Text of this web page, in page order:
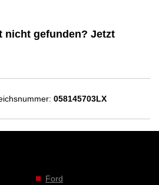
nicht gefunden? Jetzt
058145703LX
Ford